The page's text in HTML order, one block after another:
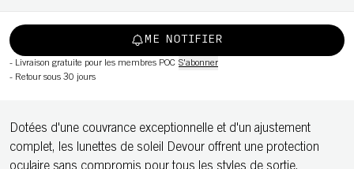
ME NOTIFIER
- Livraison gratuite pour les membres POC S'abonner
- Retour sous 30 jours
Dotées d'une couvrance exceptionnelle et d'un ajustement
complet, les lunettes de soleil Devour offrent une protection